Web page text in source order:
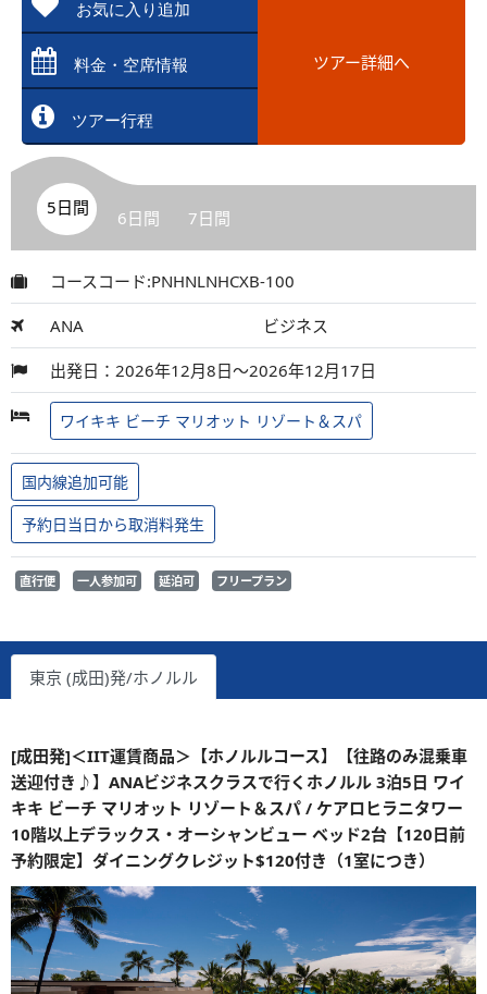
お気に入り追加
料金・空席情報
ツアー行程
ツアー詳細へ
5日間 6日間 7日間
コースコード:PNHNLNHCXB-100
ANA ビジネス
出発日：2026年12月8日～2026年12月17日
ワイキキ ビーチ マリオット リゾート＆スパ
国内線追加可能
予約日当日から取消料発生
直行便 一人参加可 延泊可 フリープラン
東京 (成田)発/ホノルル
[成田発]＜IIT運賃商品＞【ホノルルコース】【往路のみ混乗車
送迎付き♪】ANAビジネスクラスで行くホノルル 3泊5日 ワイ
キキ ビーチ マリオット リゾート＆スパ / ケアロヒラニタワー
10階以上デラックス・オーシャンビュー ベッド2台【120日前
予約限定】ダイニングクレジット$120付き（1室につき）